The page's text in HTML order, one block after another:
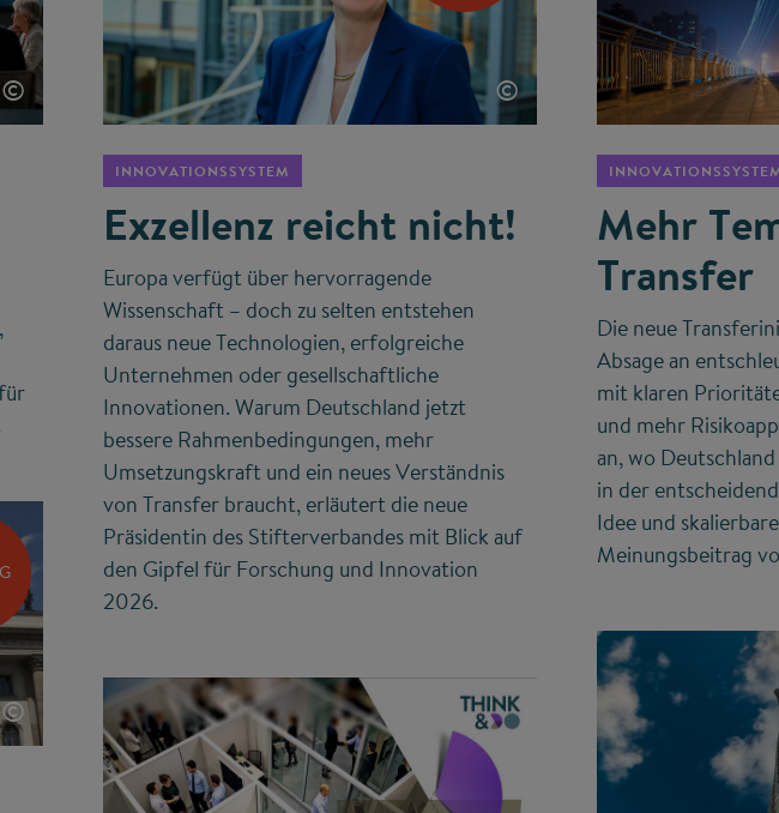
© ©
INNOVATIONSSYSTEM
Exzellenz reicht nicht!
Europa verfügt über hervorragende
Wissenschaft – doch zu selten entstehen
daraus neue Technologien, erfolgreiche
Unternehmen oder gesellschaftliche
Innovationen. Warum Deutschland jetzt
bessere Rahmenbedingungen, mehr
Umsetzungskraft und ein neues Verständnis
von Transfer braucht, erläutert die neue
Präsidentin des Stifterverbandes mit Blick auf
den Gipfel für Forschung und Innovation
2026.
Mehr
Transfer
Die neue
Absage an
mit klaren
und mehr
an, wo
in der
Idee und
Meinungsbeitrag
©